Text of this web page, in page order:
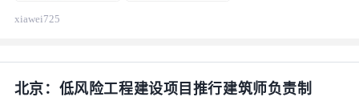
xiawei725
北京：低风险工程建设项目推行建筑师负责制